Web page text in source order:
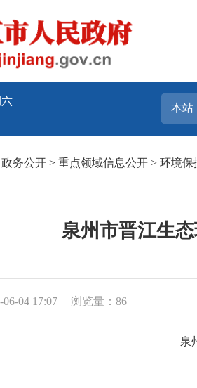
政务公开 > 重点领域信息公开 > 环境保
泉州市晋江生
04 17:07 浏览量：86
泉